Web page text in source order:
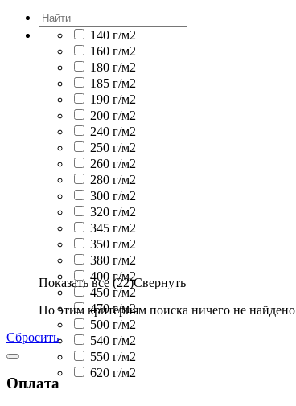
140 г/м2
160 г/м2
180 г/м2
185 г/м2
190 г/м2
200 г/м2
240 г/м2
250 г/м2
260 г/м2
280 г/м2
300 г/м2
320 г/м2
345 г/м2
350 г/м2
380 г/м2
400 г/м2
450 г/м2
470 г/м2
500 г/м2
540 г/м2
550 г/м2
620 г/м2
Показать все (22)Свернуть
По этим критериям поиска ничего не найдено
Сбросить
Оплата